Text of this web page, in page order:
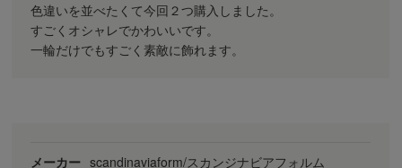
色違いを並べたくて今回２つ購入しました。
すごくオシャレでかわいいです。
一輪だけでもすごく素敵に飾れます。
メーカー scandinaviaform/スカンジナビアフォルム